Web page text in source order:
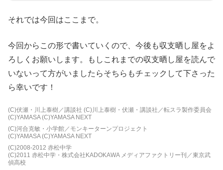
それでは今回はここまで。
今回からこの形で書いていくので、今後も収支晒し屋をよ
ろしくお願いします。もしこれまでの収支晒し屋を読んで
いないって方がいましたらそちらもチェックして下さった
ら幸いです！
(C)伏瀬・川上泰樹／講談社 (C)川上泰樹・伏瀬・講談社／転スラ製作委員会
(C)YAMASA (C)YAMASA NEXT
(C)河合克敏・小学館／モンキーターンプロジェクト
(C)YAMASA (C)YAMASA NEXT
(C)2008-2012 赤松中学
(C)2011 赤松中学・株式会社KADOKAWA メディアファクトリー刊／東京武
偵高校